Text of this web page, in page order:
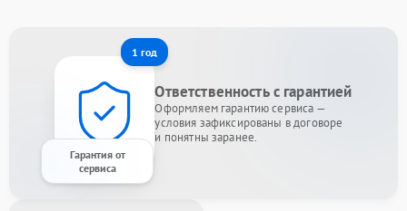
1 год
Гарантия от
сервиса
Ответственность с гарантией
Оформляем гарантию сервиса —
условия зафиксированы в договоре
и понятны заранее.